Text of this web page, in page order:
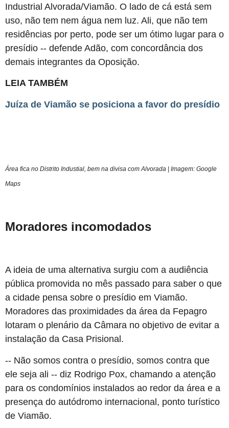
Industrial Alvorada/Viamão. O lado de cá está sem
uso, não tem nem água nem luz. Ali, que não tem
residências por perto, pode ser um ótimo lugar para o
presídio -- defende Adão, com concordância dos
demais integrantes da Oposição.
LEIA TAMBÉM
Juíza de Viamão se posiciona a favor do presídio
Área fica no Distrito Industial, bem na divisa com Alvorada | Imagem: Google
Maps
Moradores incomodados
A ideia de uma alternativa surgiu com a audiência
pública promovida no mês passado para saber o que
a cidade pensa sobre o presídio em Viamão.
Moradores das proximidades da área da Fepagro
lotaram o plenário da Câmara no objetivo de evitar a
instalação da Casa Prisional.
-- Não somos contra o presídio, somos contra que
ele seja ali -- diz Rodrigo Pox, chamando a atenção
para os condomínios instalados ao redor da área e a
presença do autódromo internacional, ponto turístico
de Viamão.